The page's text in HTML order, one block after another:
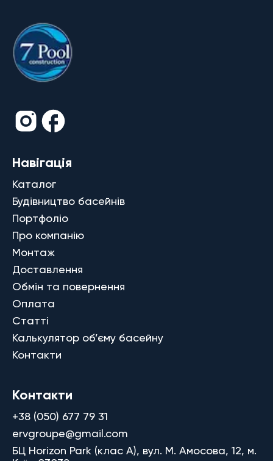
Навігація
Каталог
Будівництво басейнів
Портфоліо
Про компанію
Монтаж
Доставлення
Обмін та повернення
Оплата
Статті
Калькулятор об’єму басейну
Контакти
Контакти
+38 (050) 677 79 31
ervgroupe@gmail.com
БЦ Horizon Park (клас A), вул. М. Амосова, 12, м.